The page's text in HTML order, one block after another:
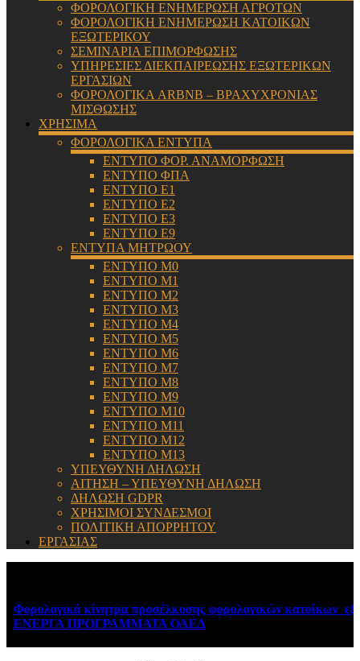
ΦΟΡΟΛΟΓΙΚΗ ΕΝΗΜΕΡΩΣΗ ΑΓΡΟΤΩΝ
ΦΟΡΟΛΟΓΙΚΗ ΕΝΗΜΕΡΩΣΗ ΚΑΤΟΙΚΩΝ
ΕΞΩΤΕΡΙΚΟΥ
ΣΕΜΙΝΑΡΙΑ ΕΠΙΜΟΡΦΩΣΗΣ
ΥΠΗΡΕΣΙΕΣ ΔΙΕΚΠΑΙΡΕΩΣΗΣ ΕΞΩΤΕΡΙΚΩΝ
ΕΡΓΑΣΙΩΝ
ΦΟΡΟΛΟΓΙΚΑ ARBNB – ΒΡΑΧΥΧΡΟΝΙΑΣ
ΜΙΣΘΩΣΗΣ
ΧΡΗΣΙΜΑ
ΦΟΡΟΛΟΓΙΚΑ ΕΝΤΥΠΑ
ΕΝΤΥΠΟ ΦΟΡ. ΑΝΑΜΟΡΦΩΣΗ
ΕΝΤΥΠΟ ΦΠΑ
ΕΝΤΥΠΟ Ε1
ΕΝΤΥΠΟ Ε2
ΕΝΤΥΠΟ Ε3
ΕΝΤΥΠΟ Ε9
ΕΝΤΥΠΑ ΜΗΤΡΩΟΥ
ΕΝΤΥΠΟ Μ0
ΕΝΤΥΠΟ Μ1
ΕΝΤΥΠΟ Μ2
ΕΝΤΥΠΟ Μ3
ΕΝΤΥΠΟ Μ4
ΕΝΤΥΠΟ Μ5
ΕΝΤΥΠΟ Μ6
ΕΝΤΥΠΟ Μ7
ΕΝΤΥΠΟ Μ8
ΕΝΤΥΠΟ Μ9
ΕΝΤΥΠΟ Μ10
ΕΝΤΥΠΟ Μ11
ΕΝΤΥΠΟ Μ12
ΕΝΤΥΠΟ Μ13
ΥΠΕΥΘΥΝΗ ΔΗΛΩΣΗ
ΑΙΤΗΣΗ – ΥΠΕΥΘΥΝΗ ΔΗΛΩΣΗ
ΔΗΛΩΣΗ GDPR
ΧΡΗΣΙΜΟΙ ΣΥΝΔΕΣΜΟΙ
ΠΟΛΙΤΙΚΗ ΑΠΟΡΡΗΤΟΥ
ΕΡΓΑΣΙΑΣ
Φορολογικά κίνητρα προσέλκυσης φορολογικών κατοίκων
ΕΝΕΡΓΑ ΠΡΟΓΡΑΜΜΑΤΑ ΟΑΕΔ August 6, 2026